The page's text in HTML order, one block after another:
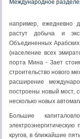
Международное
например, ежедневно
растут добыча и
Объединенных
(население всех
порта Мина - Зает
строительство нового
расширение
построены новый мост,
несколько новых
Большие
кругов, в ближайшие